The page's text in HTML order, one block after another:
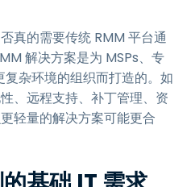
真的需要传统 RMM 平台通
解决方案是为 MSPs、专
杂环境的组织而打造的。如
、远程支持、补丁管理、资
轻量的解决方案可能更合